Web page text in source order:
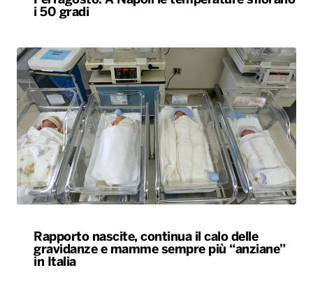
i 50 gradi
Rapporto nascite, continua il calo delle
gravidanze e mamme sempre più “anziane”
in Italia